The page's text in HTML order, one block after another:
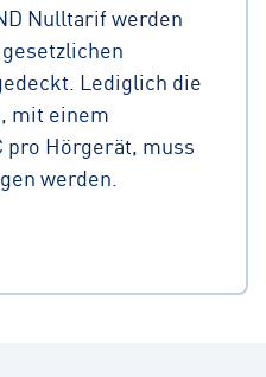
Nulltarif werden
Lediglich die
mit einem
pro Hörgerät, muss
werden.